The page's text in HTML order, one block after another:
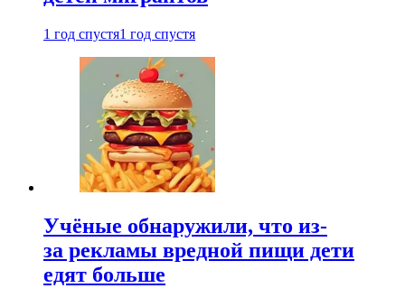
1 год спустя1 год спустя
Учёные обнаружили, что из-
за рекламы вредной пищи дети
едят больше